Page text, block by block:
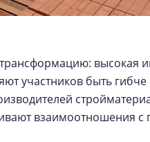
высокая
участников быть
взаимоотношения с